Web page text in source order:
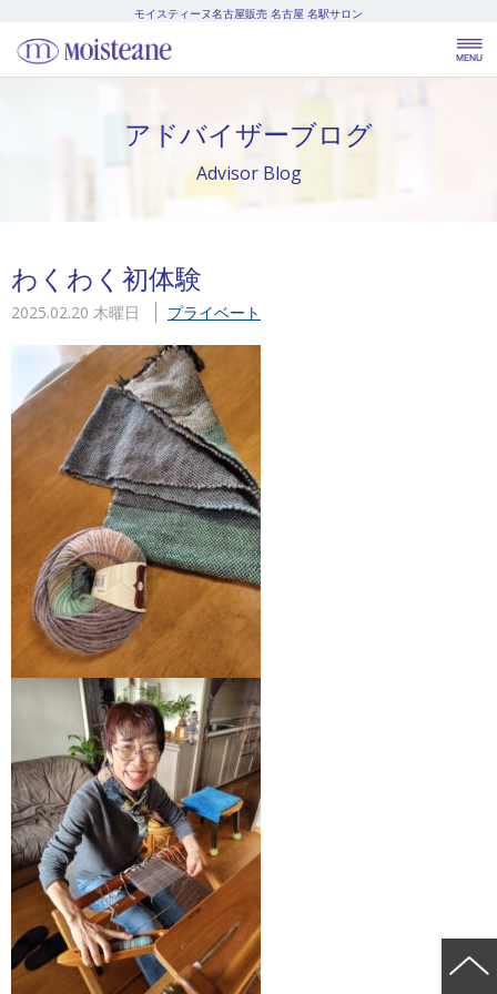
モイスティーヌ名古屋販売 名古屋 名駅サロン
アドバイザーブログ
Advisor Blog
わくわく初体験
2025.02.20 木曜日 プライベート